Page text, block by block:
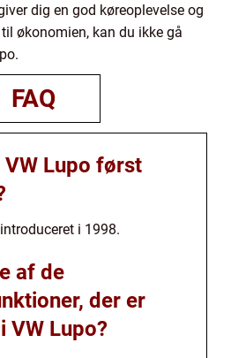
dig en god køreoplevelse og
økonomien, kan du ikke gå
FAQ
Lupo først
i 1998.
af de
der er
Lupo?